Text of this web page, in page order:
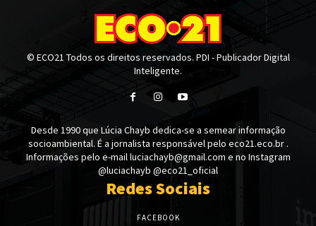
© ECO21 Todos os direitos reservados. PDI - Publicador Digital
Inteligente.
Desde 1990 que Lúcia Chayb dedica-se a semear informação
socioambiental. É a jornalista responsável pelo eco21.eco.br .
Informações pelo e-mail luciachayb@gmail.com e no Instagram
@luciachayb @eco21_oficial
Redes Sociais
FACEBOOK